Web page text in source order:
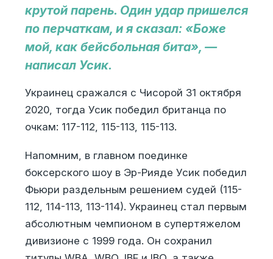
крутой парень. Один удар пришелся
по перчаткам, и я сказал: «Боже
мой, как бейсбольная бита», —
написал Усик.
Украинец сражался с Чисорой 31 октября
2020, тогда Усик победил британца по
очкам: 117-112, 115-113, 115-113.
Напомним, в главном поединке
боксерского шоу в Эр-Рияде Усик победил
Фьюри раздельным решением судей (115-
112, 114-113, 113-114). Украинец стал первым
абсолютным чемпионом в супертяжелом
дивизионе с 1999 года. Он сохранил